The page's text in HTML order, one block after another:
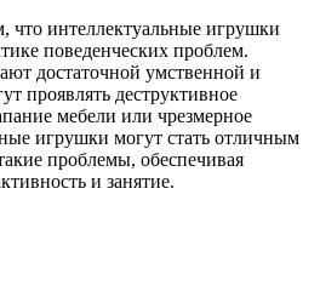
что интеллектуальные игрушки
поведенческих проблем.
достаточной умственной и
проявлять деструктивное
мебели или чрезмерное
игрушки могут стать отличным
проблемы, обеспечивая
и занятие.